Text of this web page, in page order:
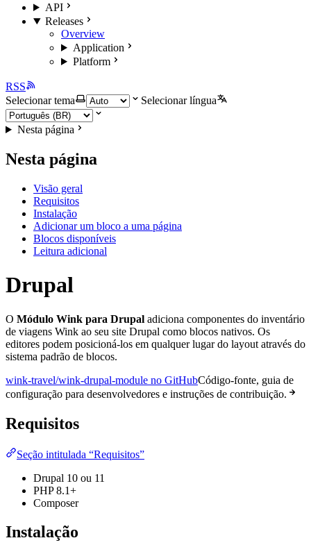
API
Releases
Overview
Application
Platform
RSS
Selecionar tema
Selecionar língua
Nesta página
Nesta página
Visão geral
Requisitos
Instalação
Adicionar um bloco a uma página
Blocos disponíveis
Leitura adicional
Drupal
O Módulo Wink para Drupal adiciona componentes do inventário
de viagens Wink ao seu site Drupal como blocos nativos. Os
editores podem posicioná-los em qualquer lugar do layout através do
sistema padrão de blocos.
wink-travel/wink-drupal-module no GitHubCódigo-fonte, guia de
configuração para desenvolvedores e instruções de contribuição.
Requisitos
Seção intitulada “Requisitos”
Drupal 10 ou 11
PHP 8.1+
Composer
Instalação